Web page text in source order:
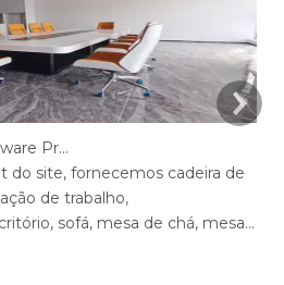
Jiangmen DIGAO Hardware Products Company
do site, fornecemos cadeira de
de trabalho,
sofá, mesa de chá, mesa